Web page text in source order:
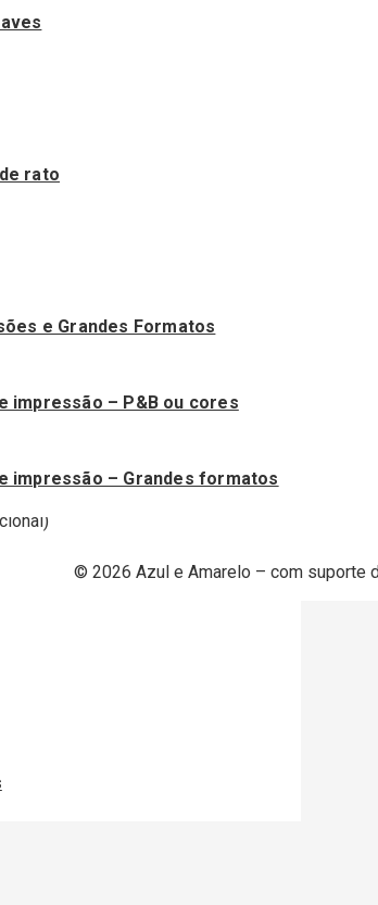
rato
e Grandes Formatos
impressão – P&B ou cores
impressão – Grandes formatos
A 1950-062 Lisboa
© 2026 Azul e Amarelo – com suporte